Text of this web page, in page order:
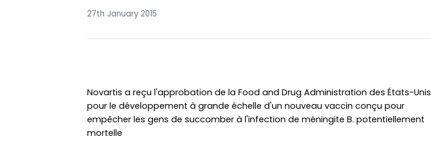
27th January 2015
Novartis a reçu l'approbation de la Food and Drug Administration des États-Unis
pour le développement à grande échelle d'un nouveau vaccin conçu pour
empêcher les gens de succomber à l'infection de méningite B. potentiellement
mortelle